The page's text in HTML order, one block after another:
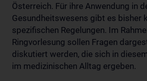
Österreich. Für ihre Anwendung in
Gesundheitswesens gibt es bisher
spezifischen Regelungen. Im
Ringvorlesung sollen Fragen
diskutiert werden, die sich in
im medizinischen Alltag ergeben.